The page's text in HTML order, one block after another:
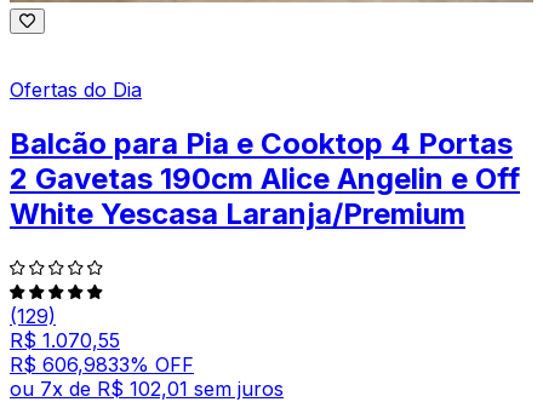
Ofertas do Dia
Balcão para Pia e Cooktop 4 Portas
2 Gavetas 190cm Alice Angelin e Off
White Yescasa Laranja/Premium
(129)
R$ 1.070,55
R$ 606,9833% OFF
ou 7x de R$ 102,01 sem juros